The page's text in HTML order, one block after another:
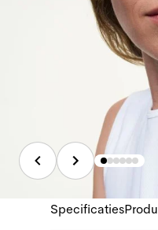
Specificaties